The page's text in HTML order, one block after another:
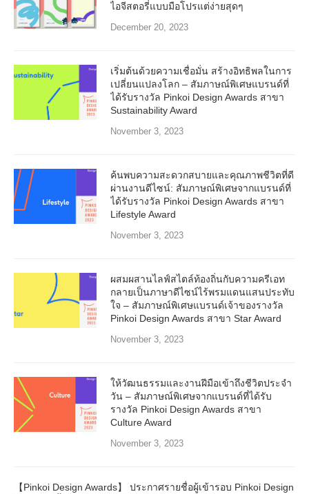
ไอจีสตอรี่แบบมือโปรแต่ง่ายสุดๆ
December 20, 2023
เริ่มต้นด้วยความเชื่อมั่น สร้างอิทธิพลในการ
เปลี่ยนแปลงโลก – สัมภาษณ์พิเศษแบรนด์ที่
ได้รับรางวัล Pinkoi Design Awards สาขา
Sustainability Award
November 3, 2023
ค้นพบความสะดวกสบายและคุณภาพชีวิตที่ดี
ผ่านงานดีไซน์: สัมภาษณ์พิเศษจากแบรนด์ที่
ได้รับรางวัล Pinkoi Design Awards สาขา
Lifestyle Award
November 3, 2023
ผสมผสานไลฟ์สไตล์ท้องถิ่นกับความครีเอท
กลายเป็นภาษาดีไซน์ไร้พรมแดนแสนประทับ
ใจ – สัมภาษณ์พิเศษแบรนด์เจ้าของรางวัล
Pinkoi Design Awards สาขา Star Award
November 3, 2023
ให้วัฒนธรรมและงานฝีมือเข้าถึงชีวิตประจำ
วัน – สัมภาษณ์พิเศษจากแบรนด์ที่ได้รับ
รางวัล Pinkoi Design Awards สาขา
Culture Award
November 3, 2023
【Pinkoi Design Awards】 ประกาศรายชื่อผู้เข้ารอบ Pinkoi Design